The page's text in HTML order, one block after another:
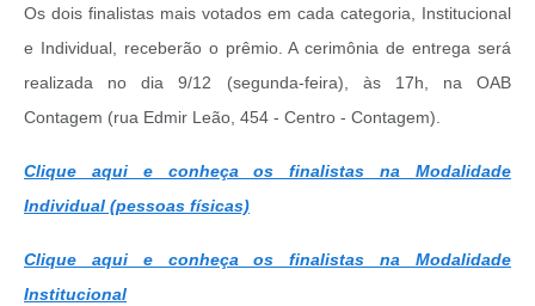
Os dois finalistas mais votados em cada categoria, Institucional
e Individual, receberão o prêmio. A cerimônia de entrega será
realizada no dia 9/12 (segunda-feira), às 17h, na OAB
Contagem (rua Edmir Leão, 454 - Centro - Contagem).
Clique aqui e conheça os finalistas na Modalidade
Individual (pessoas físicas)
Clique aqui e conheça os finalistas na Modalidade
Institucional